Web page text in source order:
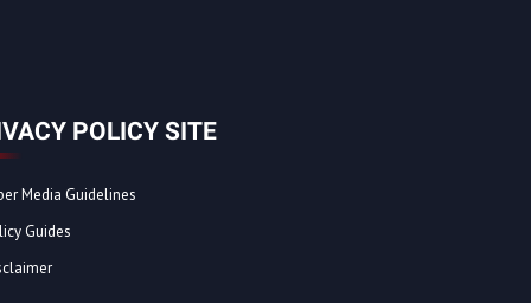
POLICY SITE
Media Guidelines
Guides